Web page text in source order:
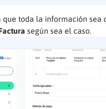
que toda la información
según sea el caso.